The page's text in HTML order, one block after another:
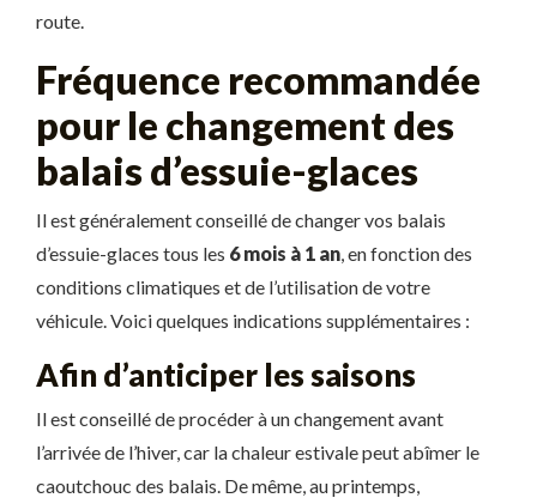
route.
Fréquence recommandée
pour le changement des
balais d’essuie-glaces
Il est généralement conseillé de changer vos balais
d’essuie-glaces tous les 6 mois à 1 an , en fonction des
conditions climatiques et de l’utilisation de votre
véhicule. Voici quelques indications supplémentaires :
Afin d’anticiper les saisons
Il est conseillé de procéder à un changement avant
l’arrivée de l’hiver, car la chaleur estivale peut abîmer le
caoutchouc des balais. De même, au printemps,